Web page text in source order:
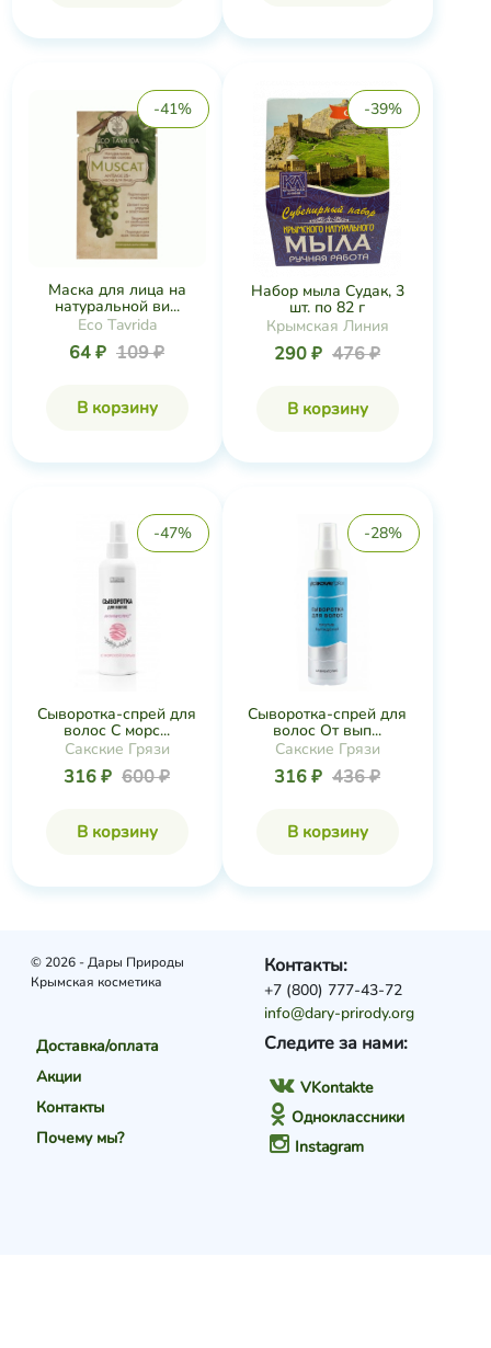
-41%
Маска для лица на
натуральной ви...
Eco Tavrida
64 ₽ 109 ₽
В корзину
-39%
Набор мыла Судак, 3
шт. по 82 г
Крымская Линия
290 ₽ 476 ₽
В корзину
-47%
Сыворотка-спрей для
волос С морс...
Сакские Грязи
316 ₽ 600 ₽
В корзину
-28%
Сыворотка-спрей для
волос От вып...
Сакские Грязи
316 ₽ 436 ₽
В корзину
© 2026 - Дары Природы
Крымская косметика
Доставка/оплата
Акции
Контакты
Почему мы?
Следите за нами:
VKontakte
Одноклассники
Instagram
Контакты:
+7 (800) 777-43-72
info@dary-prirody.org